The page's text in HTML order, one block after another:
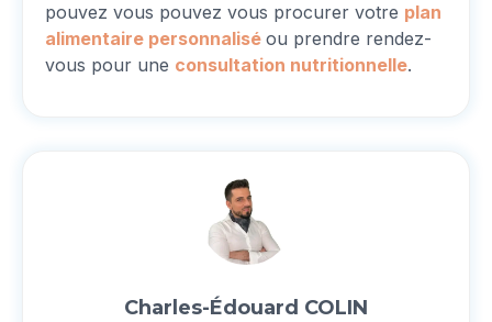
pouvez vous pouvez vous procurer votre plan
alimentaire personnalisé ou prendre rendez-
vous pour une consultation nutritionnelle.
Charles-Édouard COLIN